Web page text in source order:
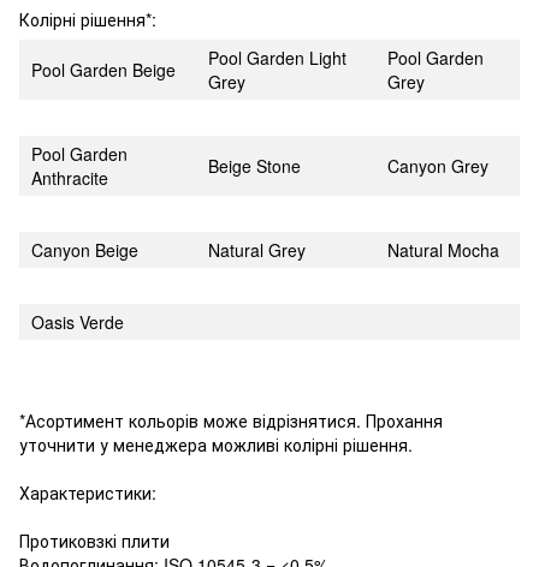
Колірні рішення*:
Pool Garden Beige
Pool Garden Light
Grey
Pool Garden
Grey
Pool Garden
Anthracite
Beige Stone Canyon Grey
Canyon Beige Natural Grey Natural Mocha
Oasis Verde
*Асортимент кольорів може відрізнятися. Прохання
уточнити у менеджера можливі колірні рішення.
Характеристики:
Протиковзкі плити